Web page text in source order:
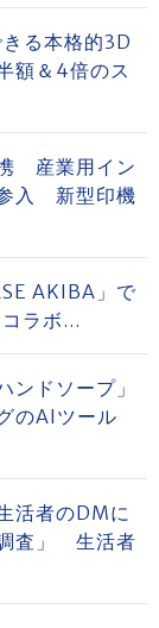
る本格的3D
額＆4倍のス
産業用イン
入 新型印機
AKIBA」で
ラボ...
ンドソープ」
のAIツール
活者のDMに
査」 生活者